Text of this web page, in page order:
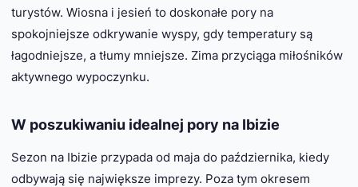
turystów. Wiosna i jesień to doskonałe pory na
spokojniejsze odkrywanie wyspy, gdy temperatury są
łagodniejsze, a tłumy mniejsze. Zima przyciąga miłośników
aktywnego wypoczynku.
W poszukiwaniu idealnej pory na Ibizie
Sezon na Ibizie przypada od maja do października, kiedy
odbywają się największe imprezy. Poza tym okresem